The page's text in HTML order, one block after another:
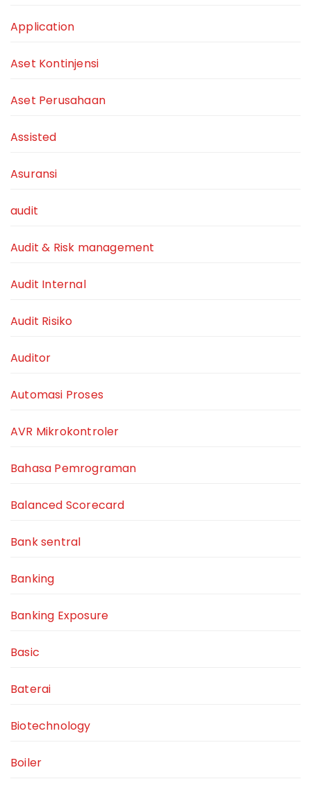
Application
Aset Kontinjensi
Aset Perusahaan
Assisted
Asuransi
audit
Audit & Risk management
Audit Internal
Audit Risiko
Auditor
Automasi Proses
AVR Mikrokontroler
Bahasa Pemrograman
Balanced Scorecard
Bank sentral
Banking
Banking Exposure
Basic
Baterai
Biotechnology
Boiler